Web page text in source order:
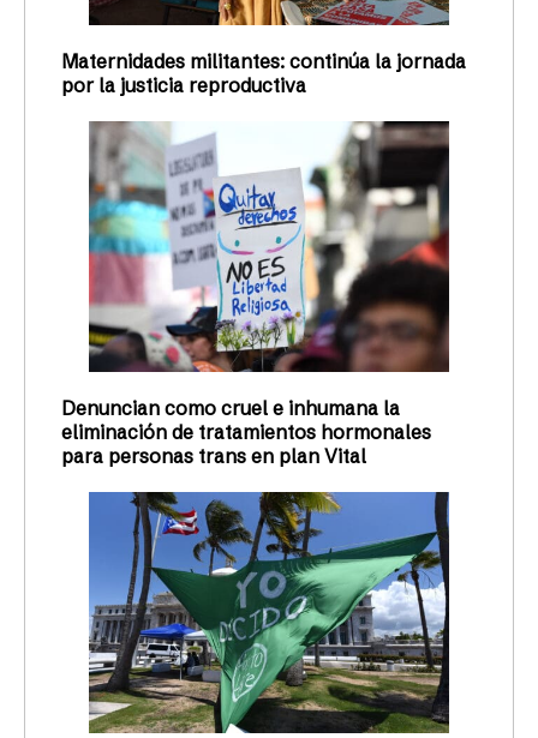
Maternidades militantes: continúa la jornada
por la justicia reproductiva
Denuncian como cruel e inhumana la
eliminación de tratamientos hormonales
para personas trans en plan Vital